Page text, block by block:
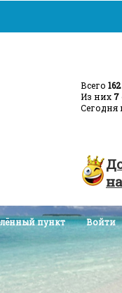
Всего 162
Из них 7
Сегодня
на
пункт Войти